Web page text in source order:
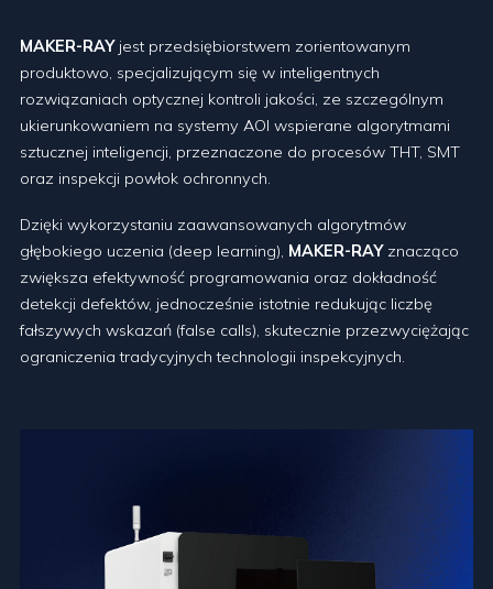
MAKER-RAYjest przedsiębiorstwem zorientowanym
produktowo, specjalizującym się w inteligentnych
rozwiązaniach optycznej kontroli jakości, ze szczególnym
ukierunkowaniem na systemy AOI wspierane algorytmami
sztucznej inteligencji, przeznaczone do procesów THT, SMT
oraz inspekcji powłok ochronnych.
Dzięki wykorzystaniu zaawansowanych algorytmów
głębokiego uczenia (deep learning), MAKER-RAYznacząco
zwiększa efektywność programowania oraz dokładność
detekcji defektów, jednocześnie istotnie redukując liczbę
fałszywych wskazań (false calls), skutecznie przezwyciężając
ograniczenia tradycyjnych technologii inspekcyjnych.